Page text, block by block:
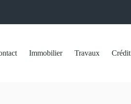
Immobilier Travaux Crédit